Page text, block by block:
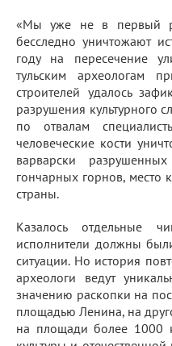
«Мы уже не в первый
бесследно уничтожают
году на пересечение
тульским археологам
строителей удалось
разрушения культурного
по отвалам
человеческие кости
варварски
гончарных горнов, место
страны.
Казалось отдельные
исполнители должны
ситуации. Но история
археологи ведут
значению раскопки на
площадью Ленина, на
на площади более 1000